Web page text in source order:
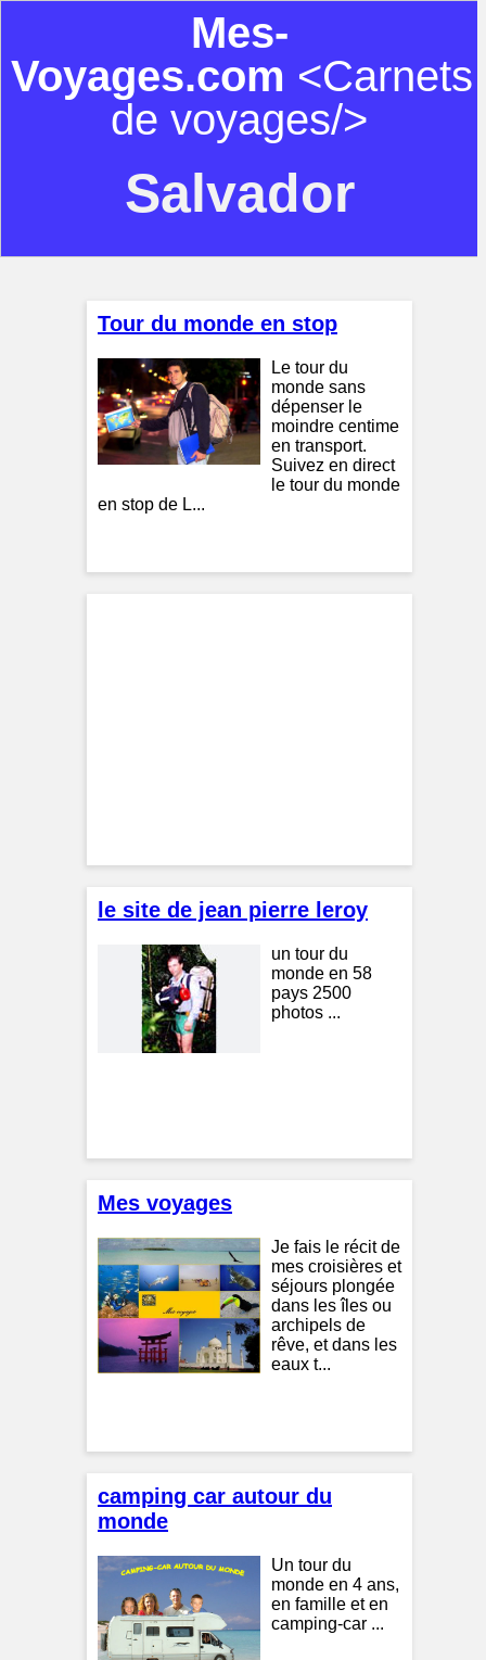
Mes-
Voyages.com <Carnets
de voyages/>
Salvador
Tour du monde en stop
Le tour du
monde sans
dépenser le
moindre centime
en transport.
Suivez en direct
le tour du monde
en stop de L...
le site de jean pierre leroy
un tour du
monde en 58
pays 2500
photos ...
Mes voyages
Je fais le récit de
mes croisières et
séjours plongée
dans les îles ou
archipels de
rêve, et dans les
eaux t...
camping car autour du
monde
Un tour du
monde en 4 ans,
en famille et en
camping-car ...